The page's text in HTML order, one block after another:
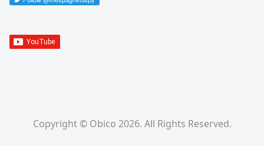
Copyright © Obico 2026. All Rights Reserved.